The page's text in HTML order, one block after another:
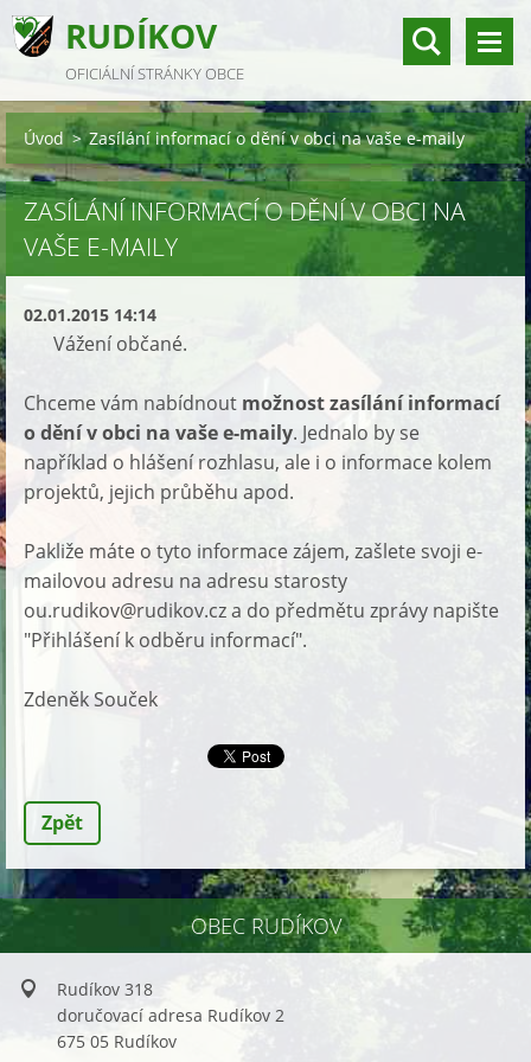
RUDÍKOV
OFICIÁLNÍ STRÁNKY OBCE
Úvod > Zasílání informací o dění v obci na vaše e-maily
ZASÍLÁNÍ INFORMACÍ O DĚNÍ V OBCI NA
VAŠE E-MAILY
02.01.2015 14:14
Vážení občané.
Chceme vám nabídnout možnost zasílání informací
o dění v obci na vaše e-maily. Jednalo by se
například o hlášení rozhlasu, ale i o informace kolem
projektů, jejich průběhu apod.
Pakliže máte o tyto informace zájem, zašlete svoji e-
mailovou adresu na adresu starosty
ou.rudikov@rudikov.cz a do předmětu zprávy napište
"Přihlášení k odběru informací".
Zdeněk Souček
Zpět
OBEC RUDÍKOV
Rudíkov 318
doručovací adresa Rudíkov 2
675 05 Rudíkov